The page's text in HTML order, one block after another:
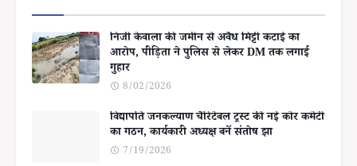
निजी केवाला की जमीन से अवैध मिट्टी कटाई का
आरोप, पीड़िता ने पुलिस से लेकर DM तक लगाई
गुहार
8/02/2026
विद्यापति जनकल्याण चैरिटेबल ट्रस्ट की नई कोर कमेटी
का गठन, कार्यकारी अध्यक्ष बनें संतोष झा
7/19/2026